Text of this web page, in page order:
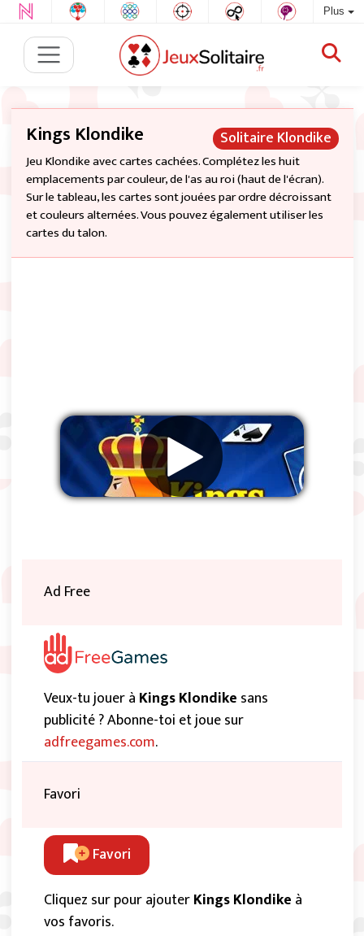
Plus
Solitaire Klondike
Kings Klondike
Jeu Klondike avec cartes cachées. Complétez les huit
emplacements par couleur, de l'as au roi (haut de l'écran).
Sur le tableau, les cartes sont jouées par ordre décroissant
et couleurs alternées. Vous pouvez également utiliser les
cartes du talon.
Ad Free
Veux-tu jouer à Kings Klondike sans
publicité ? Abonne-toi et joue sur
adfreegames.com.
Favori
Favori
Cliquez sur pour ajouterKings Klondike à
vos favoris.